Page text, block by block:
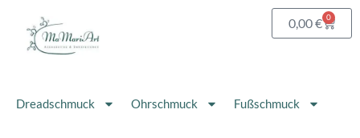
Inhalt
springen
0,00€ 0
Dreadschmuck Ohrschmuck Fußschmuck